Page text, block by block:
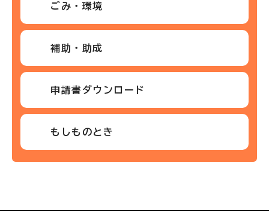
ごみ・環境
補助・助成
申請書ダウンロード
もしものとき